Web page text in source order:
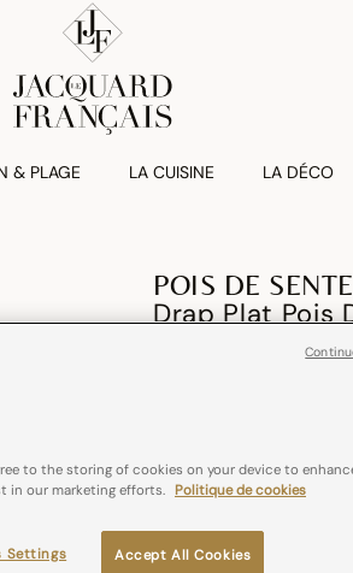
& PLAGE LA CUISINE LA DÉCO
POIS DE
Drap Plat Pois
Couleurs :Rose
to the storing of cookies on your device to
in our marketing efforts. Politique de cookies
Accept All Cookies
Settings